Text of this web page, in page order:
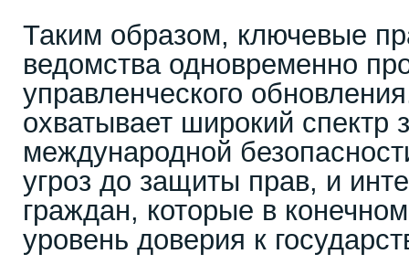
Таким образом, ключевые
ведомства одновременно
управленческого
охватывает широкий спектр
международной
угроз до защиты прав, и
граждан, которые в
уровень доверия к